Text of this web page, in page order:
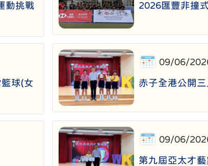
動挑戰
2026匯豐非撞
球(女
09/06/
赤子全港公開
09/06/
第九屆亞太才